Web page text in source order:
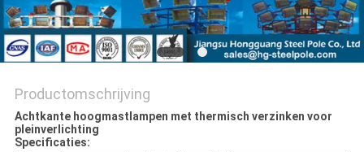
Productomschrijving
Achtkante hoogmastlampen met thermisch verzinken voor
pleinverlichting
Specificaties: